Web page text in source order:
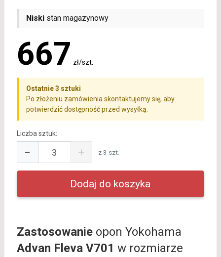
Niskistan magazynowy
667 zł/szt.
Ostatnie 3 sztuki
Po złożeniu zamówienia skontaktujemy się, aby
potwierdzić dostępność przed wysyłką.
Liczba sztuk:
− + z 3 szt.
Zastosowanieopon Yokohama
Advan Fleva V701 w rozmiarze